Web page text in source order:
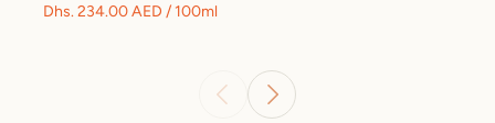
Dhs. 234.00 AED / 100ml